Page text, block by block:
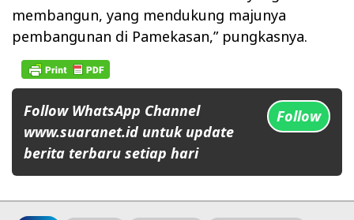
membangun, yang mendukung majunya
pembangunan di Pamekasan,” pungkasnya.
Follow WhatsApp Channel
www.suaranet.id untuk update
berita terbaru setiap hari
Follow